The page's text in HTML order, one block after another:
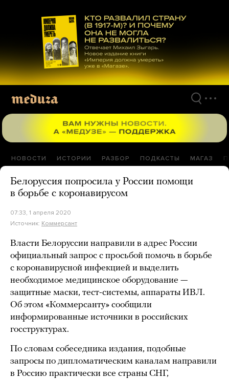
материалам
НОВОСТИ ИСТОРИИ РАЗБОР ПОДКАСТЫ МАГАЗ
Белоруссия попросила у России помощи
в борьбе с коронавирусом
07:33, 1 апреля 2020
Источник: Коммерсант
Власти Белоруссии направили в адрес России
официальный запрос с просьбой помочь в борьбе
с коронавирусной инфекцией и выделить
необходимое медицинское оборудование —
защитные маски, тест-системы, аппараты ИВЛ.
Об этом «Коммерсанту» сообщили
информированные источники в российских
госструктурах.
По словам собеседника издания, подобные
запросы по дипломатическим каналам направили
в Россию практически все страны СНГ,